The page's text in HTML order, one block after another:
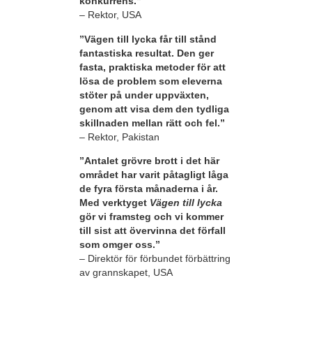
– Rektor, USA
”Vägen till lycka får till stånd
fantastiska resultat. Den ger
fasta, praktiska metoder för att
lösa de problem som eleverna
stöter på under uppväxten,
genom att visa dem den tydliga
skillnaden mellan rätt och fel.”
– Rektor, Pakistan
”Antalet grövre brott i det här
området har varit påtagligt låga
de fyra första månaderna i år.
Med verktyget Vägen till lycka
gör vi framsteg och vi kommer
till sist att övervinna det förfall
som omger oss.”
– Direktör för förbundet förbättring
av grannskapet, USA